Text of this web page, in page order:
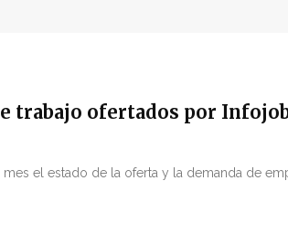
trabajo ofertados por
el estado de la oferta y la demanda de